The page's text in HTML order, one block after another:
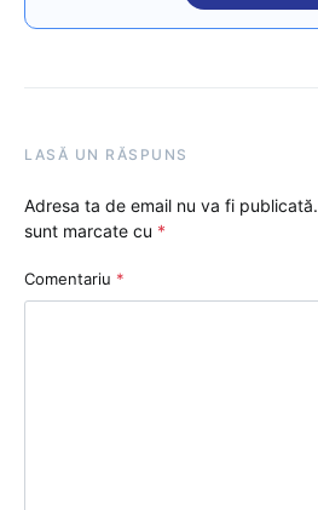
LASĂ UN RĂSPUNS
Adresa ta de email nu va fi publicată.
sunt marcate cu *
Comentariu *